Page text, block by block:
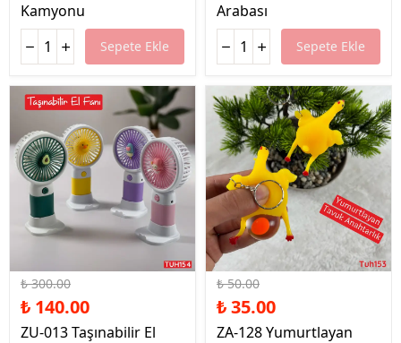
Kamyonu
Sepete Ekle
Arabası
Sepete Ekle
₺ 300.00
₺ 140.00
ZU-013 Taşınabilir El
%30 İndirim
₺ 50.00
₺ 35.00
ZA-128 Yumurtlayan